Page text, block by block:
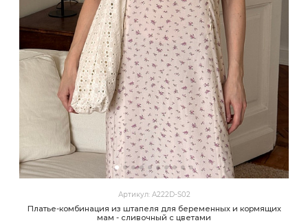
Артикул: A222D-S02
Платье-комбинация из штапеля для беременных и кормящих
мам - сливочный с цветами